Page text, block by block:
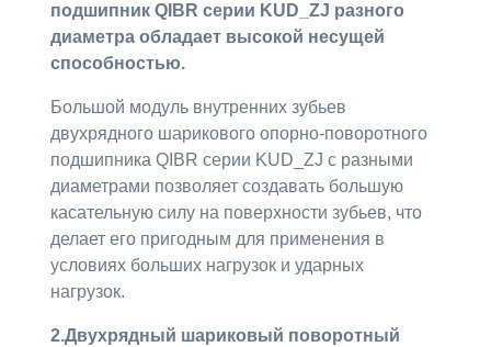
подшипник QIBR серии KUD_ZJ разного
диаметра обладает высокой несущей
способностью.
Большой модуль внутренних зубьев
двухрядного шарикового опорно-поворотного
подшипника QIBR серии KUD_ZJ с разными
диаметрами позволяет создавать большую
касательную силу на поверхности зубьев, что
делает его пригодным для применения в
условиях больших нагрузок и ударных
нагрузок.
2.Двухрядный шариковый поворотный